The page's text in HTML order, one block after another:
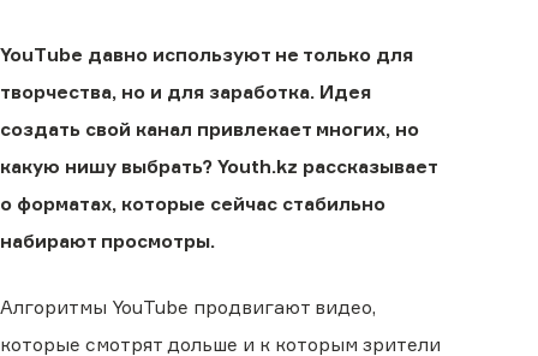
YouTube давно используют не только для
творчества, но и для заработка. Идея
создать свой канал привлекает многих, но
какую нишу выбрать? Youth.kz рассказывает
о форматах, которые сейчас стабильно
набирают просмотры.
Алгоритмы YouTube продвигают видео,
которые смотрят дольше и к которым зрители